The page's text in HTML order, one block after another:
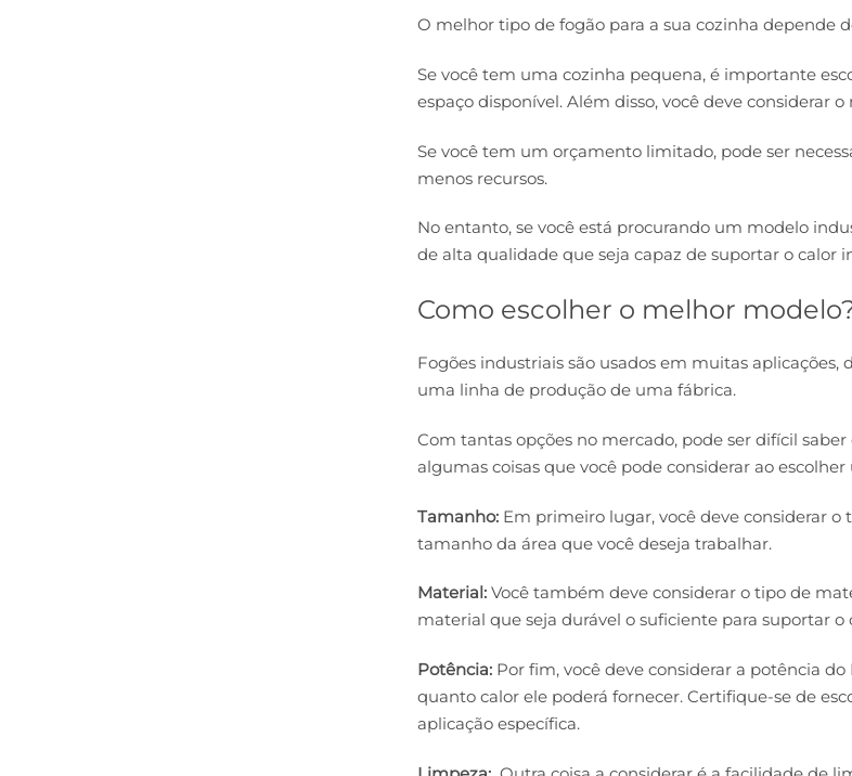
O melhor tipo de fogão para a sua cozinha depende
Se você tem uma cozinha pequena, é importante
espaço disponível. Além disso, você deve considerar
Se você tem um orçamento limitado, pode ser
menos recursos.
No entanto, se você está procurando um modelo
de alta qualidade que seja capaz de suportar o calor
Como escolher o melhor
Fogões industriais são usados em muitas
uma linha de produção de uma fábrica.
Com tantas opções no mercado, pode ser difícil
algumas coisas que você pode considerar ao escolher
Tamanho:Em primeiro lugar, você deve considerar o
tamanho da área que você deseja trabalhar.
Material:Você também deve considerar o tipo de
material que seja durável o suficiente para suportar
Potência:Por fim, você deve considerar a potência
quanto calor ele poderá fornecer. Certifique-se de
aplicação específica.